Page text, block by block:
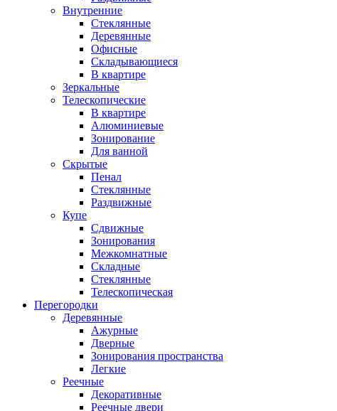
Внутренние
Стеклянные
Деревянные
Офисные
Складывающиеся
В квартире
Зеркальные
Телескопические
В квартире
Алюминиевые
Зонирование
Для ванной
Скрытые
Пенал
Стеклянные
Раздвижные
Купе
Сдвижные
Зонирования
Межкомнатные
Складные
Стеклянные
Телескопическая
Перегородки
Деревянные
Ажурные
Дверные
Зонирования пространства
Легкие
Реечные
Декоративные
Реечные двери